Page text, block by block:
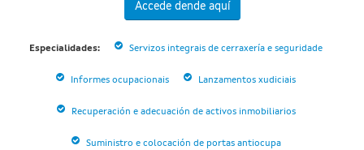
Accede dende aquí
Especialidades: Servizos integrais de cerraxería e seguridade
Informes ocupacionais Lanzamentos xudiciais
Recuperación e adecuación de activos inmobiliarios
Suministro e colocación de portas antiocupa